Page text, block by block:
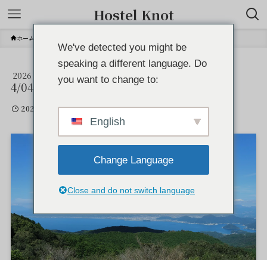
Hostel Knot
ホーム
桜の後
2026
4/04
2026年4月4日
We've detected you might be
speaking a different language. Do
you want to change to:
English
Change Language
Close and do not switch language